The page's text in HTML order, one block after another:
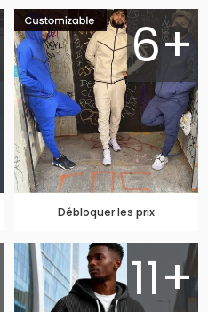
6+
Débloquer les prix
11+